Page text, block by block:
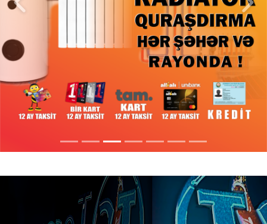
Previous Next